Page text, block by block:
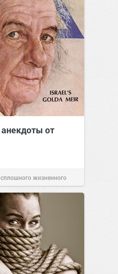
от
жизненного
2024